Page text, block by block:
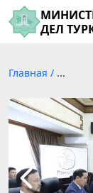
ДЕЛ
Главная / ...